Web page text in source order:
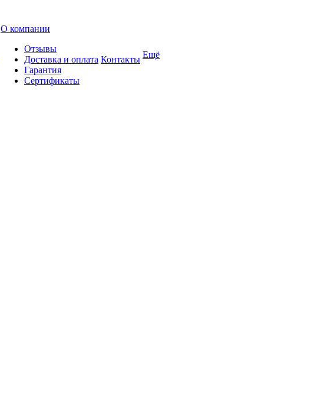
О компании
Отзывы
Доставка и оплата
Гарантия
Сертификаты
Контакты Ещё